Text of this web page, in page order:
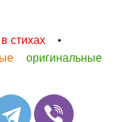
в стихах
•
оригинальные